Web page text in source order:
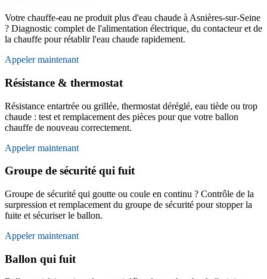
Votre chauffe-eau ne produit plus d'eau chaude à Asnières-sur-Seine
? Diagnostic complet de l'alimentation électrique, du contacteur et de
la chauffe pour rétablir l'eau chaude rapidement.
Appeler maintenant
Résistance & thermostat
Résistance entartrée ou grillée, thermostat déréglé, eau tiède ou trop
chaude : test et remplacement des pièces pour que votre ballon
chauffe de nouveau correctement.
Appeler maintenant
Groupe de sécurité qui fuit
Groupe de sécurité qui goutte ou coule en continu ? Contrôle de la
surpression et remplacement du groupe de sécurité pour stopper la
fuite et sécuriser le ballon.
Appeler maintenant
Ballon qui fuit